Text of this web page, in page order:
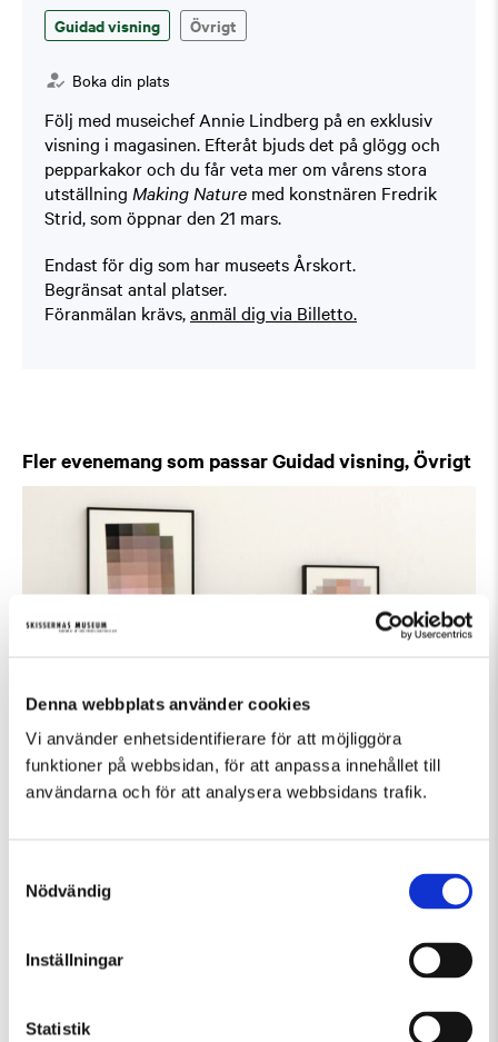
Denna webbplats använder cookies
Vi använder enhetsidentifierare för att möjliggöra
funktioner på webbsidan, för att anpassa innehållet till
användarna och för att analysera webbsidans trafik.
Nödvändig
Inställningar
Statistik
Guidad visning Övrigt
Boka din plats
Följ med museichef Annie Lindberg på en exklusiv
visning i magasinen. Efteråt bjuds det på glögg och
pepparkakor och du får veta mer om vårens stora
utställning Making Nature med konstnären Fredrik
Strid, som öppnar den 21 mars.
Endast för dig som har museets Årskort.
Begränsat antal platser.
Föranmälan krävs,anmäl dig via Billetto.
Fler evenemang som passar Guidad visning, Övrigt
Lördag 8 Augusti Kl 12:30